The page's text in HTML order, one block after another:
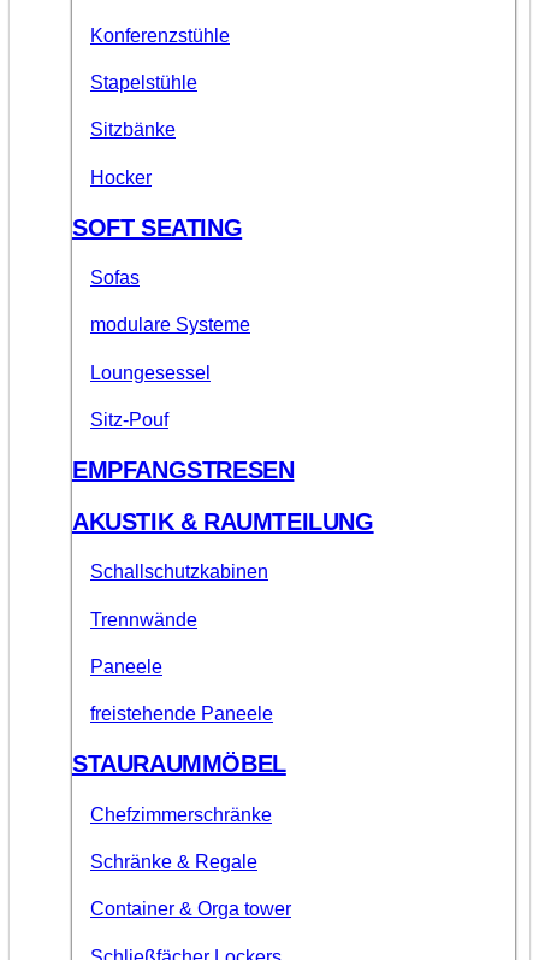
Konferenzstühle
Stapelstühle
Sitzbänke
Hocker
SOFT SEATING
Sofas
modulare Systeme
Loungesessel
Sitz-Pouf
EMPFANGSTRESEN
AKUSTIK & RAUMTEILUNG
Schallschutzkabinen
Trennwände
Paneele
freistehende Paneele
STAURAUMMÖBEL
Chefzimmerschränke
Schränke & Regale
Container & Orga tower